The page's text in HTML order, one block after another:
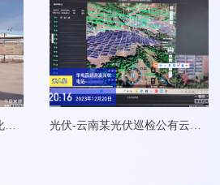
私
光伏-云南某光伏巡检公有云项